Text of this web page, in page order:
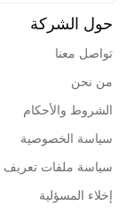
حول الشركة
تواصل معنا
من نحن
الشروط والأحكام
سياسة الخصوصية
سياسة ملفات تعريف
إخلاء المسؤلية